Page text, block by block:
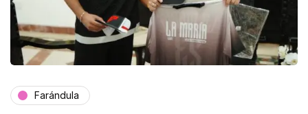
Farándula